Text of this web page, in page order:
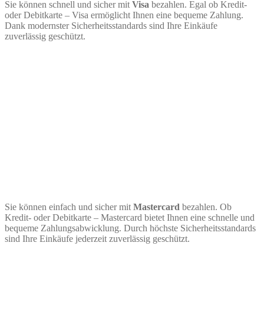
Sie können schnell und sicher mit Visa bezahlen. Egal ob Kredit-
oder Debitkarte – Visa ermöglicht Ihnen eine bequeme Zahlung.
Dank modernster Sicherheitsstandards sind Ihre Einkäufe
zuverlässig geschützt.
Sie können einfach und sicher mit Mastercard bezahlen. Ob
Kredit- oder Debitkarte – Mastercard bietet Ihnen eine schnelle und
bequeme Zahlungsabwicklung. Durch höchste Sicherheitsstandards
sind Ihre Einkäufe jederzeit zuverlässig geschützt.